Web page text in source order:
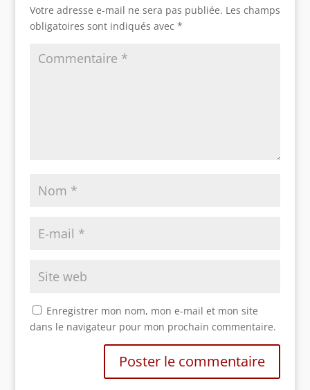
Votre adresse e-mail ne sera pas publiée. Les champs
obligatoires sont indiqués avec *
Enregistrer mon nom, mon e-mail et mon site
dans le navigateur pour mon prochain commentaire.